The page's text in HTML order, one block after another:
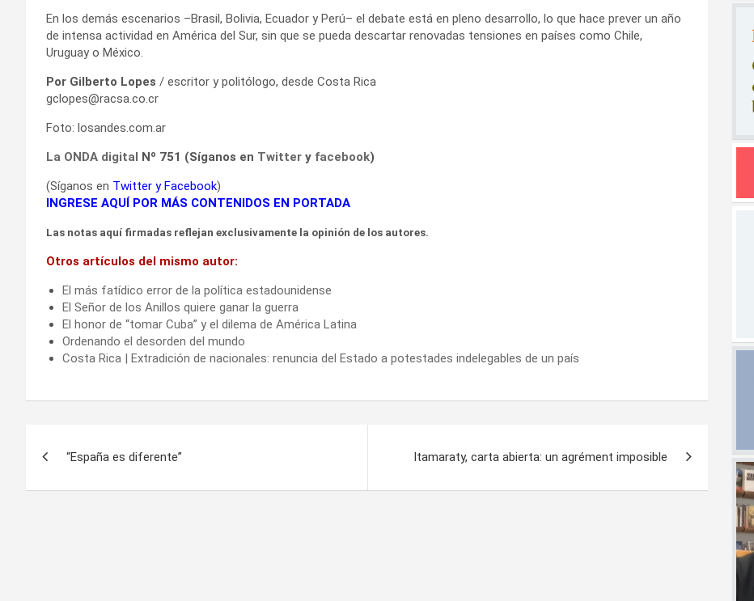
En los demás escenarios –Brasil, Bolivia, Ecuador y Perú– el debate está en pleno desarrollo, lo que hace prever un año
de intensa actividad en América del Sur, sin que se pueda descartar renovadas tensiones en países como Chile,
Uruguay o México.
Por Gilberto Lopes / escritor y politólogo, desde Costa Rica
gclopes@racsa.co.cr
Foto: losandes.com.ar
La ONDA digital Nº 751 (Síganos en Twitter y facebook)
(Síganos en Twitter yFacebook)
INGRESE AQUÍ POR MÁS CONTENIDOS EN PORTADA
Las notas aquí firmadas reflejan exclusivamente la opinión de los autores.
Otros artículos del mismo autor:
El más fatídico error de la política estadounidense
El Señor de los Anillos quiere ganar la guerra
El honor de “tomar Cuba” y el dilema de América Latina
Ordenando el desorden del mundo
Costa Rica | Extradición de nacionales: renuncia del Estado a potestades indelegables de un país
“España es diferente” Itamaraty, carta abierta: un agrément imposible